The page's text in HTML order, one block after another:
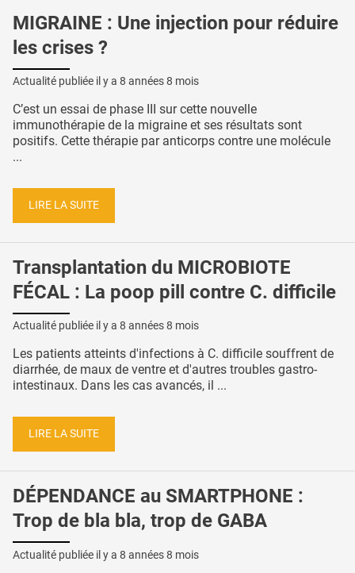
MIGRAINE : Une injection pour réduire
les crises ?
Actualité publiée il y a 8 années 8 mois
C’est un essai de phase III sur cette nouvelle
immunothérapie de la migraine et ses résultats sont
positifs. Cette thérapie par anticorps contre une molécule
...
LIRE LA SUITE
Transplantation du MICROBIOTE
FÉCAL : La poop pill contre C. difficile
Actualité publiée il y a 8 années 8 mois
Les patients atteints d'infections à C. difficile souffrent de
diarrhée, de maux de ventre et d'autres troubles gastro-
intestinaux. Dans les cas avancés, il ...
LIRE LA SUITE
DÉPENDANCE au SMARTPHONE :
Trop de bla bla, trop de GABA
Actualité publiée il y a 8 années 8 mois